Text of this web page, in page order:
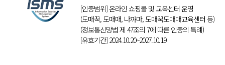
[인증범위] 온라인 쇼핑몰 및 교육센터 운영
(도매꾹, 도매매, 나까마, 도매꾹도매매교육센터 등)
(정보통신망법 제 47조의 7에 따른 인증의 특례)
[유효기간] 2024.10.20~2027.10.19